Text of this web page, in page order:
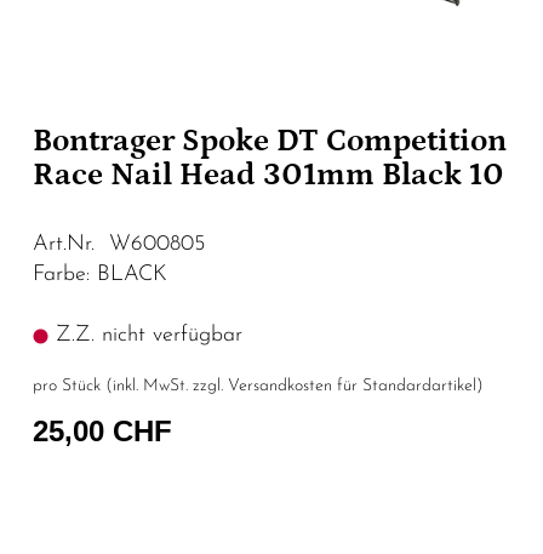
Bontrager Spoke DT Competition
Race Nail Head 301mm Black 10
Art.Nr. W600805
Farbe: BLACK
Z.Z. nicht verfügbar
pro Stück (inkl. MwSt. zzgl. Versandkosten für Standardartikel )
25,00 CHF